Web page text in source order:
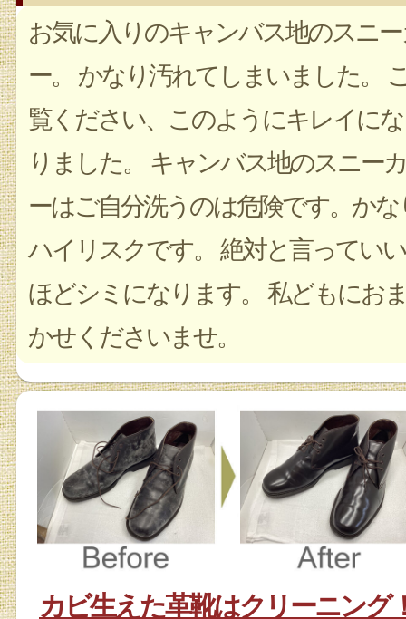
お気に入りのキャンバス地のスニ
ー。 かなり汚れてしまいました。
覧ください、このようにキレイにな
りました。 キャンバス地のスニーカ
ーはご自分洗うのは危険です。かな
ハイリスクです。 絶対と言っていい
ほどシミになります。 私どもにお
かせくださいませ。
カビ生えた革靴はクリーニング